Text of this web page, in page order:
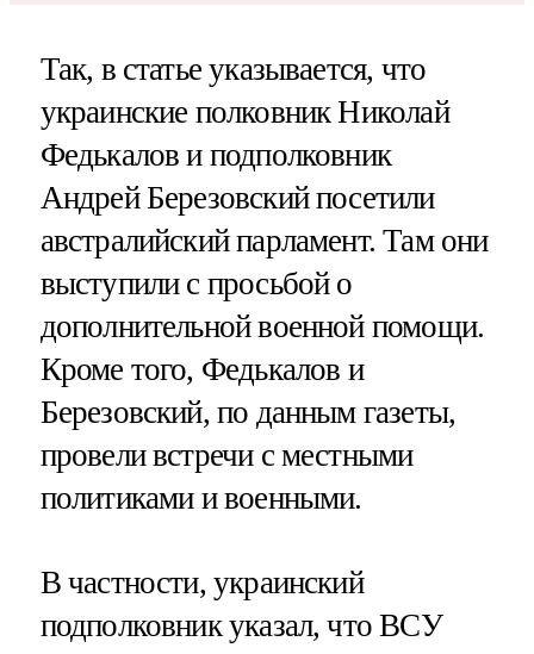
Так, в статье указывается, что
украинские полковник Николай
Федькалов и подполковник
Андрей Березовский посетили
австралийский парламент. Там они
выступили с просьбой о
дополнительной военной помощи.
Кроме того, Федькалов и
Березовский, по данным газеты,
провели встречи с местными
политиками и военными.
В частности, украинский
подполковник указал, что ВСУ